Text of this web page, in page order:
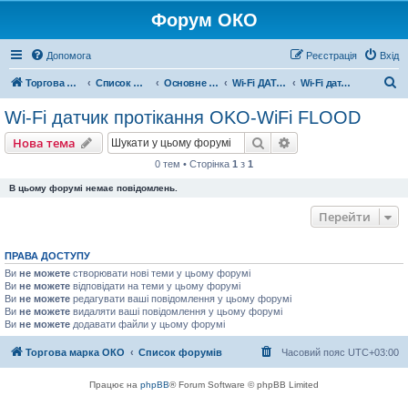
Форум ОКО
Допомога Вхід
Реєстрація
Торгова марка ОКО Список форумів Основне обладнання Wi-Fi ДАТЧИКИ Wi-Fi датчик протікання OKO-WiFi FLOOD
Wi-Fi датчик протікання OKO-WiFi FLOOD
Нова тема Пошук
0 тем • Сторінка 1 з 1
В цьому форумі немає повідомлень.
Перейти
ПРАВА ДОСТУПУ
Ви не можете створювати нові теми у цьому форумі
Ви не можете відповідати на теми у цьому форумі
Ви не можете редагувати ваші повідомлення у цьому форумі
Ви не можете видаляти ваші повідомлення у цьому форумі
Ви не можете додавати файли у цьому форумі
Торгова марка ОКО Список форумів Часовий пояс UTC+03:00
Працює на phpBB® Forum Software © phpBB Limited